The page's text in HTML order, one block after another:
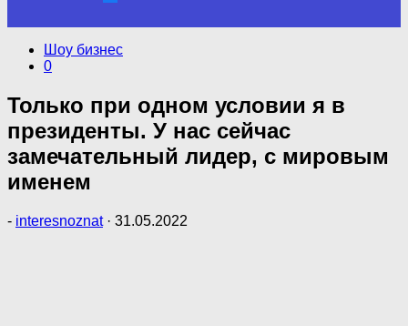
Шоу бизнес
0
Только при одном условии я в
президенты. У нас сейчас
замечательный лидер, с мировым
именем
- interesnoznat · 31.05.2022